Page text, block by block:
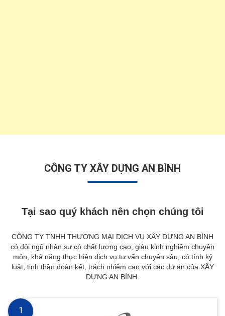
CÔNG TY XÂY DỰNG AN BÌNH
Tại sao quý khách nên chọn chúng tôi
CÔNG TY TNHH THƯƠNG MẠI DỊCH VỤ XÂY DỰNG AN BÌNH
có đội ngũ nhân sự có chất lượng cao, giàu kinh nghiệm chuyên
môn, khả năng thực hiện dịch vụ tư vấn chuyên sâu, có tính kỷ
luật, tinh thần đoàn kết, trách nhiệm cao với các dự án của XÂY
DỰNG AN BÌNH.
1